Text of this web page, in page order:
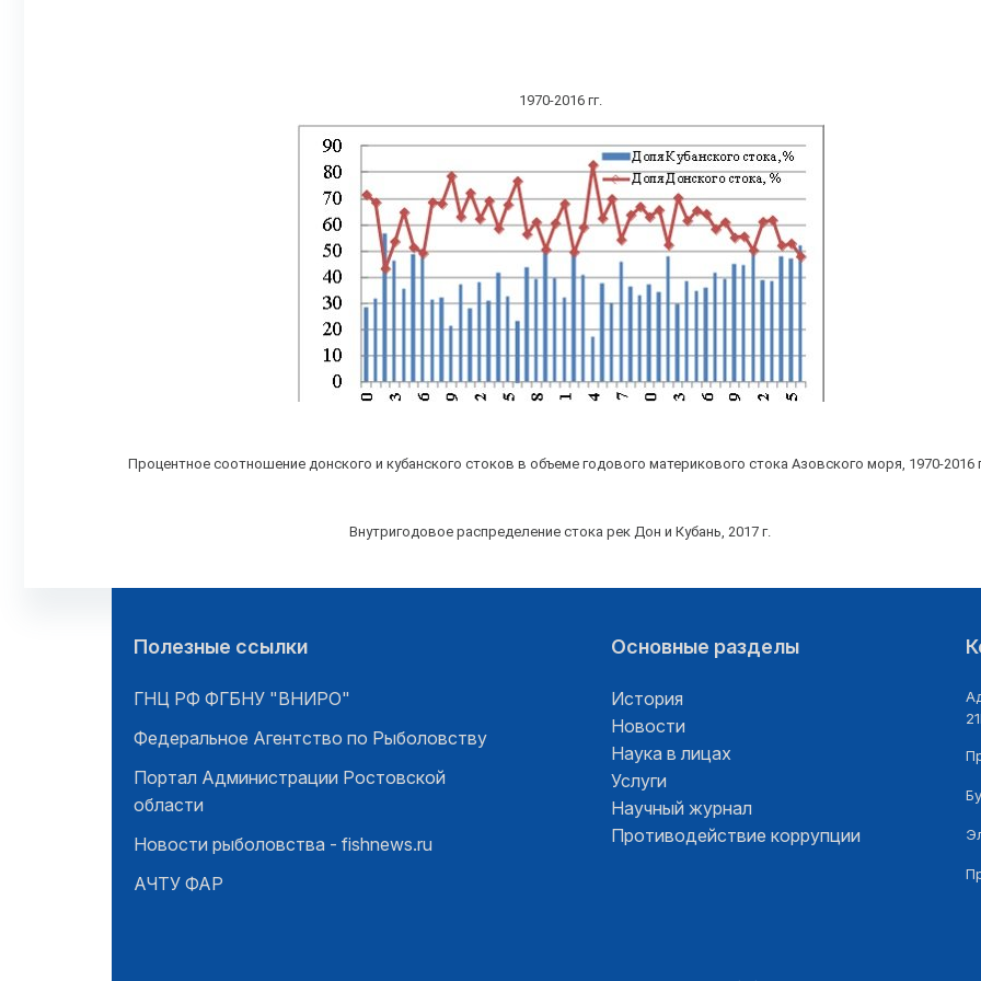
1970-2016 гг.
Процентное соотношение донского и кубанского стоков в объеме годового материкового стока Азовского моря, 1970-2016
Внутригодовое распределение стока рек Дон и Кубань, 2017 г.
Полезные ссылки
ГНЦ РФ ФГБНУ "ВНИРО"
Федеральное Агентство по Рыболовству
Портал Администрации Ростовской
области
Новости рыболовства - fishnews.ru
АЧТУ ФАР
Основные разделы
История
Новости
Наука в лицах
Услуги
Научный журнал
Противодействие коррупции